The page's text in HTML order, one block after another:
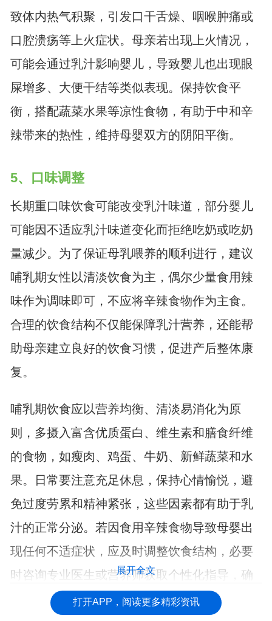
致体内热气积聚，引发口干舌燥、咽喉肿痛或
口腔溃疡等上火症状。母亲若出现上火情况，
可能会通过乳汁影响婴儿，导致婴儿也出现眼
屎增多、大便干结等类似表现。保持饮食平
衡，搭配蔬菜水果等凉性食物，有助于中和辛
辣带来的热性，维持母婴双方的阴阳平衡。
5、口味调整
长期重口味饮食可能改变乳汁味道，部分婴儿
可能因不适应乳汁味道变化而拒绝吃奶或吃奶
量减少。为了保证母乳喂养的顺利进行，建议
哺乳期女性以清淡饮食为主，偶尔少量食用辣
味作为调味即可，不应将辛辣食物作为主食。
合理的饮食结构不仅能保障乳汁营养，还能帮
助母亲建立良好的饮食习惯，促进产后整体康
复。
哺乳期饮食应以营养均衡、清淡易消化为原
则，多摄入富含优质蛋白、维生素和膳食纤维
的食物，如瘦肉、鸡蛋、牛奶、新鲜蔬菜和水
果。日常要注意充足休息，保持心情愉悦，避
免过度劳累和精神紧张，这些因素都有助于乳
汁的正常分泌。若因食用辛辣食物导致母婴出
现任何不适症状，应及时调整饮食结构，必要
时咨询专业医生或营养师获取个性化指导，确
保母婴健康。
展开全文
打开APP，阅读更多精彩资讯